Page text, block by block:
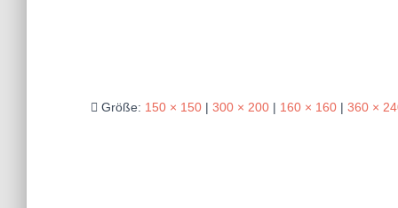
Größe: 150 × 150 | 300 × 200 | 160 × 160 | 360 ×